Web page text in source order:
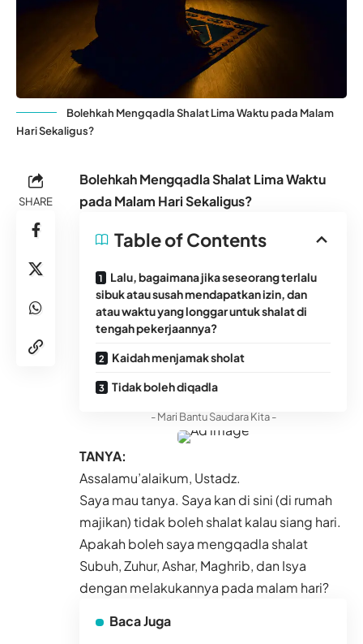
Bolehkah Mengqadla Shalat Lima Waktu pada Malam
Hari Sekaligus?
SHARE
Bolehkah Mengqadla Shalat Lima Waktu
pada Malam Hari Sekaligus?
Table of Contents
Lalu, bagaimana jika seseorang terlalu
sibuk atau susah mendapatkan izin, dan
atau waktu yang longgar untuk shalat di
tengah pekerjaannya?
Kaidah menjamak sholat
Tidak boleh diqadla
- Mari Bantu Saudara Kita -
TANYA:
Assalamu’alaikum, Ustadz.
Saya mau tanya. Saya kan di sini (di rumah
majikan) tidak boleh shalat kalau siang hari.
Apakah boleh saya mengqadla shalat
Subuh, Zuhur, Ashar, Maghrib, dan Isya
dengan melakukannya pada malam hari?
Baca Juga